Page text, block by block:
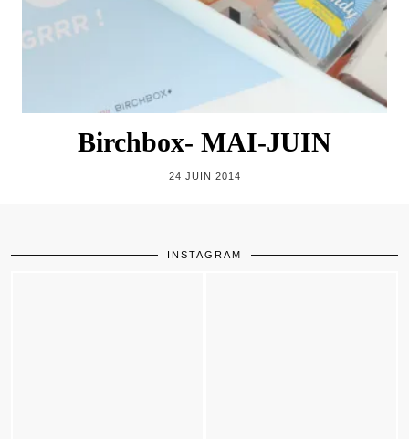
Birchbox- MAI-JUIN
24 JUIN 2014
INSTAGRAM